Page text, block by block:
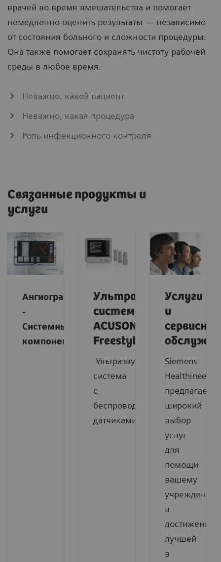
врачей во время вмешательства и помогает
немедленно оценить результаты — независимо
от состояния больного и сложности процедуры.
Она также помогает сохранять чистоту рабочей
среды в любое время.
Неважно, какой пациент
Неважно, какая процедура
Роль инфекционного контроля
Связанные продукты и
услуги
Ангиография
-
Системные
компоненты
Ультразвуковая
система
ACUSON
Freestyle
Ультразвуковая
система
с
беспроводными
датчиками.
Услуги
и
сервисное
Siemens
Healthineers
предлагает
широкий
выбор
услуг
для
помощи
вашему
учреждению
в
достижении
лучшей
в